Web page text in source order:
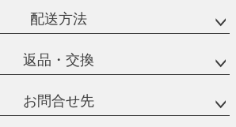
配送方法
返品・交換
お問合せ先